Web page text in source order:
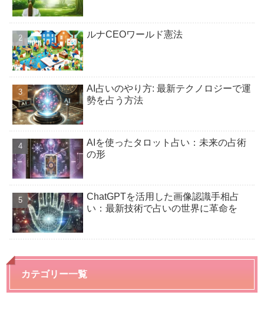
ルナCEOワールド憲法
AI占いのやり方: 最新テクノロジーで運
勢を占う方法
AIを使ったタロット占い：未来の占術
の形
ChatGPTを活用した画像認識手相占
い：最新技術で占いの世界に革命を
カテゴリー一覧